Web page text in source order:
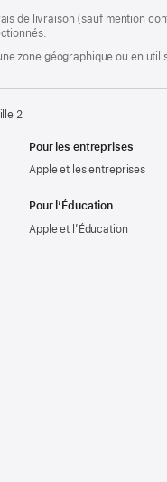
de livraison (sauf mention
zone géographique ou en
2
Pour les entreprises
Apple et les entreprises
Pour l’Éducation
Apple et l’Éducation